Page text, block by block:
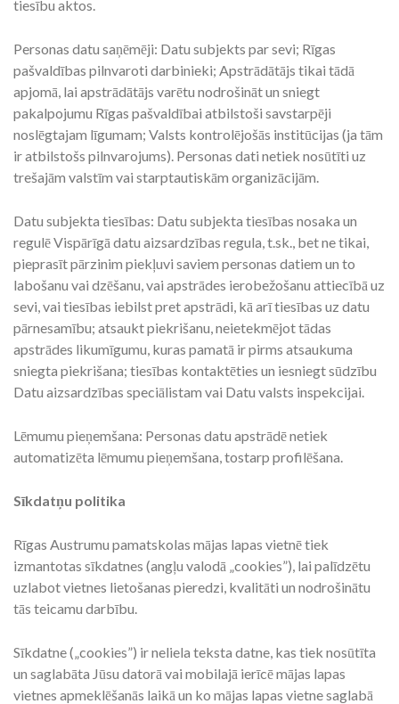
tiesību aktos.
Personas datu saņēmēji: Datu subjekts par sevi; Rīgas
pašvaldības pilnvaroti darbinieki; Apstrādātājs tikai tādā
apjomā, lai apstrādātājs varētu nodrošināt un sniegt
pakalpojumu Rīgas pašvaldībai atbilstoši savstarpēji
noslēgtajam līgumam; Valsts kontrolējošās institūcijas (ja tām
ir atbilstošs pilnvarojums). Personas dati netiek nosūtīti uz
trešajām valstīm vai starptautiskām organizācijām.
Datu subjekta tiesības: Datu subjekta tiesības nosaka un
regulē Vispārīgā datu aizsardzības regula, t.sk., bet ne tikai,
pieprasīt pārzinim piekļuvi saviem personas datiem un to
labošanu vai dzēšanu, vai apstrādes ierobežošanu attiecībā uz
sevi, vai tiesības iebilst pret apstrādi, kā arī tiesības uz datu
pārnesamību; atsaukt piekrišanu, neietekmējot tādas
apstrādes likumīgumu, kuras pamatā ir pirms atsaukuma
sniegta piekrišana; tiesības kontaktēties un iesniegt sūdzību
Datu aizsardzības speciālistam vai Datu valsts inspekcijai.
Lēmumu pieņemšana: Personas datu apstrādē netiek
automatizēta lēmumu pieņemšana, tostarp profilēšana.
Sīkdatņu politika
Rīgas Austrumu pamatskolas mājas lapas vietnē tiek
izmantotas sīkdatnes (angļu valodā „cookies”), lai palīdzētu
uzlabot vietnes lietošanas pieredzi, kvalitāti un nodrošinātu
tās teicamu darbību.
Sīkdatne („cookies”) ir neliela teksta datne, kas tiek nosūtīta
un saglabāta Jūsu datorā vai mobilajā ierīcē mājas lapas
vietnes apmeklēšanās laikā un ko mājas lapas vietne saglabā